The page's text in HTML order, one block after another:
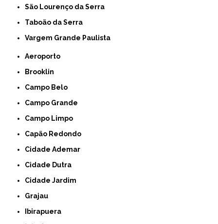
São Lourenço da Serra
Taboão da Serra
Vargem Grande Paulista
Aeroporto
Brooklin
Campo Belo
Campo Grande
Campo Limpo
Capão Redondo
Cidade Ademar
Cidade Dutra
Cidade Jardim
Grajau
Ibirapuera